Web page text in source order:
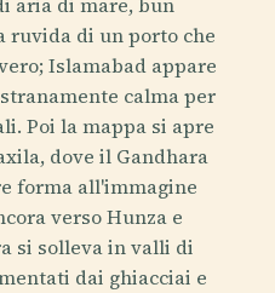
ruvida di un porto che
Islamabad appare
calma per
Poi la mappa si apre
dove il Gandhara
forma all'immagine
verso Hunza e
si solleva in valli di
dai ghiacciai e